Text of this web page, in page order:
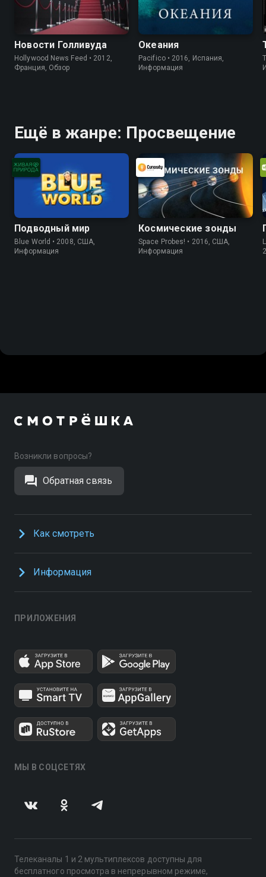
Новости Голливуда
Hollywood News Feed • 2012,
Франция, Обзор
Океания
Pacifico • 2016, Испания,
Информация
Ещё в жанре: Просвещение
Подводный мир
Blue World • 2008, США,
Информация
Космические зонды
Space Probes! • 2016, США,
Информация
Возникли вопросы?
Обратная связь
Как смотреть
Информация
ПРИЛОЖЕНИЯ
МЫ В СОЦСЕТЯХ
Телеканалы 1 и 2 мультиплексов доступны для
бесплатного просмотра в непрерывном режиме,